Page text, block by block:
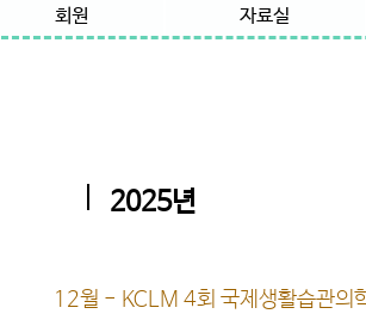
회원 자료실
2025년
12월 - KCLM 4회 국제생활습관의